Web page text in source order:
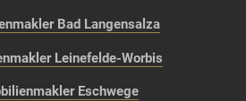
Bad Langensalza
Leinefelde-Worbis
Eschwege